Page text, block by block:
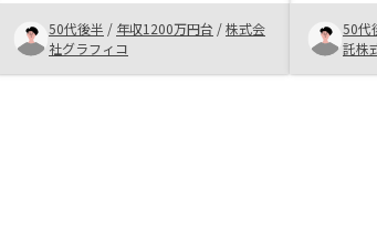
明してくれたので2回目の面談で購
入を決断しました。手続きもサポー
トメンバーからアドバイスがあり困
らなかったです。 この事をきっか
50代後半 / 年収1200万円台 /株式会
社グラフィコ
回初契約
要に応
ていきた
50代
託株